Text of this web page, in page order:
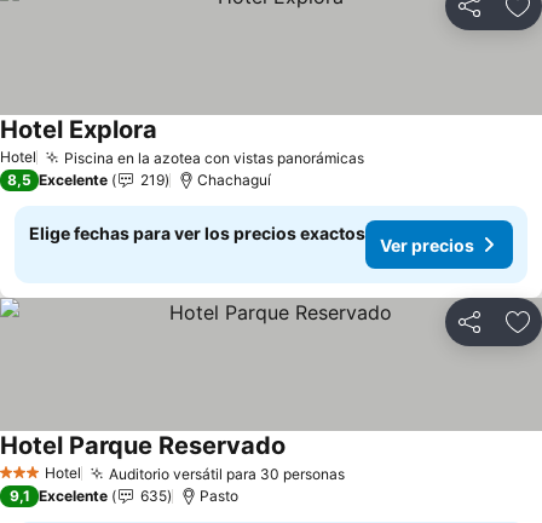
Compartir
Hotel Piscina en la azotea con vistas panorámicasVer precios
Hotel Explora
8,5 Excelente 219 Chachaguí
Elige fechas para ver los precios exactos
Ver precios
Compartir
3 Estrellas
Hotel Auditorio versátil para 30 personasVer precios
Hotel Parque Reservado
9,1 Excelente 635 Pasto